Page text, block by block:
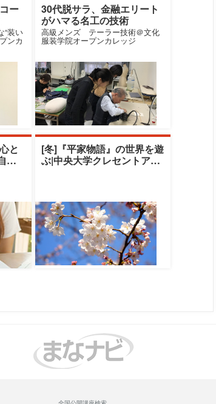
ー
“装い
ンカ
30代脱サラ、金融エリート
がハマる名工の技術
高級メンズ テーラー技術＠文化
服装学院オープンカレッジ
と
[冬]『平家物語』の世界を遊
ぶ|中央大学クレセントアカ